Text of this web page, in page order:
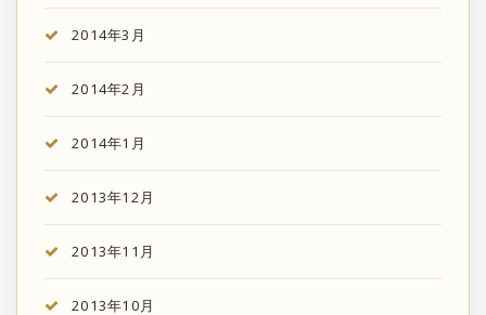
2014年3月
2014年2月
2014年1月
2013年12月
2013年11月
2013年10月